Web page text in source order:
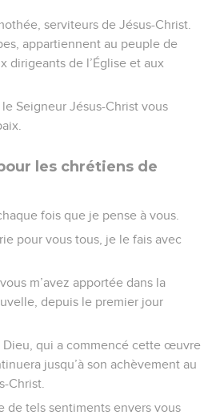
serviteurs de Jésus-Christ.
appartiennent au peuple de
dirigeants de l’Église et aux
Seigneur Jésus-Christ vous
les chrétiens de
fois que je pense à vous.
pour vous tous, je le fais avec
m’avez apportée dans la
depuis le premier jour
Dieu, qui a commencé cette œuvre
jusqu’à son achèvement au
Christ.
de tels sentiments envers vous